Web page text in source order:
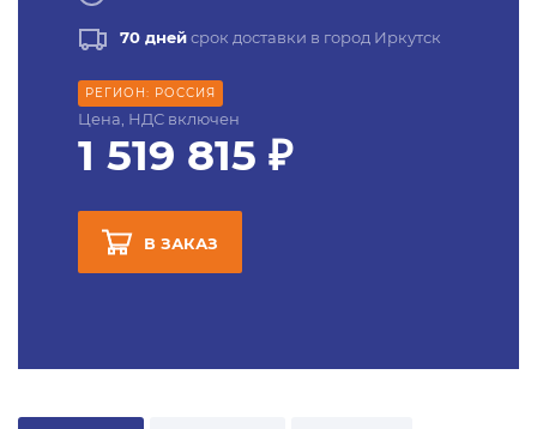
70 днейсрок доставки в город Иркутск
РЕГИОН: РОССИЯ
Цена, НДС включен
1 519 815 ₽
В ЗАКАЗ